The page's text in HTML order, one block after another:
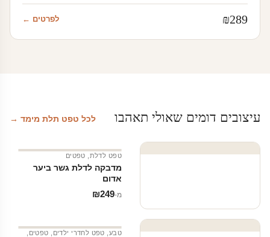
₪289 לפרטים ←
עיצובים דומים שאולי תאהבו לכל טפט תלת מימד →
טפט לדלת טפטים
מדבקה לדלת גשר ביער
אדום
מ‑ ₪249
טבע טפט לחדרי ילדים טפטים